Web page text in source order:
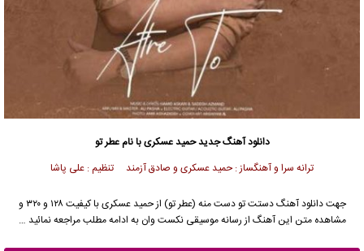
دانلود آهنگ جدیدحمید عسکریبا نام عطر تو
ترانه سرا و آهنگساز : حمید عسکری و صادق آزمند تنظیم : علی پاشا
جهت دانلود آهنگ دستت تو دست منه (عطر تو) ازحمید عسکری
با کیفیت ۱۲۸ و ۳۲۰ و
مشاهده متن این آهنگ از رسانه موسیقی نکست وان به ادامه مطلب مراجعه نمائید …